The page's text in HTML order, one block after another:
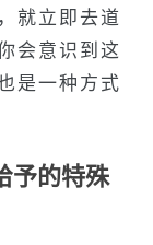
就立即去道
会意识到这
是一种方式
予的特殊